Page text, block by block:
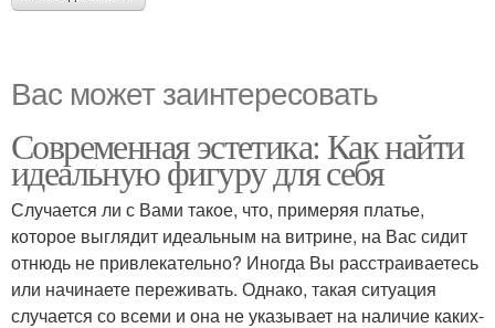
Вас может заинтересовать
Современная эстетика: Как найти
идеальную фигуру для себя
Случается ли с Вами такое, что, примеряя платье,
которое выглядит идеальным на витрине, на Вас сидит
отнюдь не привлекательно? Иногда Вы расстраиваетесь
или начинаете переживать. Однако, такая ситуация
случается со всеми и она не указывает на наличие каких-